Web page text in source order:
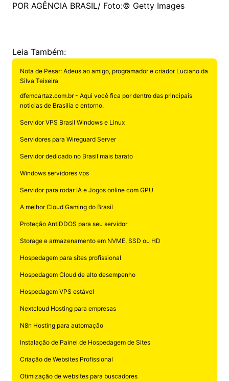
POR AGÊNCIA BRASIL/ Foto:© Getty Images
Leia Também:
Nota de Pesar: Adeus ao amigo, programador e criador Luciano da
Silva Teixeira
dfemcartaz.com.br - Aqui você fica por dentro das principais
noticias de Brasilia e entorno.
Servidor VPS Brasil Windows e Linux
Servidores para Wireguard Server
Servidor dedicado no Brasil mais barato
Windows servidores vps
Servidor para rodar IA e Jogos online com GPU
A melhor Cloud Gaming do Brasil
Proteção AntiDDOS para seu servidor
Storage e armazenamento em NVME, SSD ou HD
Hospedagem para sites profissional
Hospedagem Cloud de alto desempenho
Hospedagem VPS estável
Nextcloud Hosting para empresas
N8n Hosting para automação
Instalação de Painel de Hospedagem de Sites
Criação de Websites Profissional
Otimização de websites para buscadores